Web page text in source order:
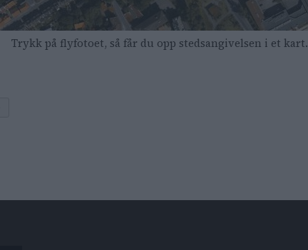
Trykk på flyfotoet, så får du opp stedsangivelsen i et kart.